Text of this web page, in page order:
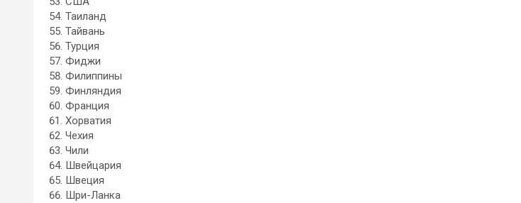
Таиланд
Тайвань
Турция
Фиджи
Филиппины
Финляндия
Франция
Хорватия
Чехия
Чили
Швейцария
Швеция
Шри-Ланка